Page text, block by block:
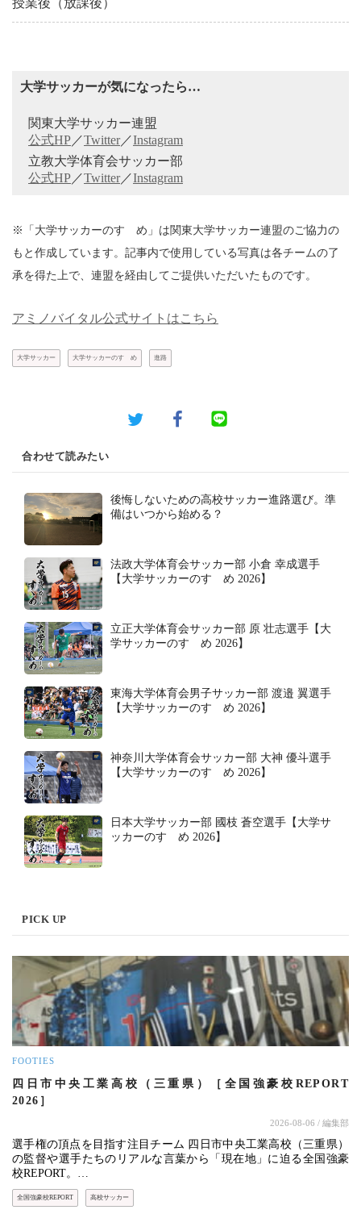
大学サッカーが気になったら…
関東大学サッカー連盟
公式HP ／Twitter／Instagram
立教大学体育会サッカー部
公式HP ／Twitter／Instagram
※「大学サッカーのすゝめ」は関東大学サッカー連盟のご協力の
もと作成しています。記事内で使用している写真は各チームの了
承を得た上で、連盟を経由してご提供いただいたものです。
アミノバイタル公式サイトはこちら
大学サッカー 大学サッカーのすゝめ 進路
合わせて読みたい
後悔しないための高校サッカー進路選び。準
備はいつから始める？
法政大学体育会サッカー部 小倉 幸成選手
【大学サッカーのすゝめ 2026】
立正大学体育会サッカー部 原 壮志選手【大
学サッカーのすゝめ 2026】
東海大学体育会男子サッカー部 渡邉 翼選手
【大学サッカーのすゝめ 2026】
神奈川大学体育会サッカー部 大神 優斗選手
【大学サッカーのすゝめ 2026】
日本大学サッカー部 國枝 蒼空選手【大学サ
ッカーのすゝめ 2026】
PICK UP
FOOTIES
四日市中央工業高校（三重県）［全国強豪校REPORT
2026］
2026-08-06 / 編集部
選手権の頂点を目指す注目チーム 四日市中央工業高校（三重県）
の監督や選手たちのリアルな言葉から「現在地」に迫る全国強豪
校REPORT。…
全国強豪校REPORT 高校サッカー